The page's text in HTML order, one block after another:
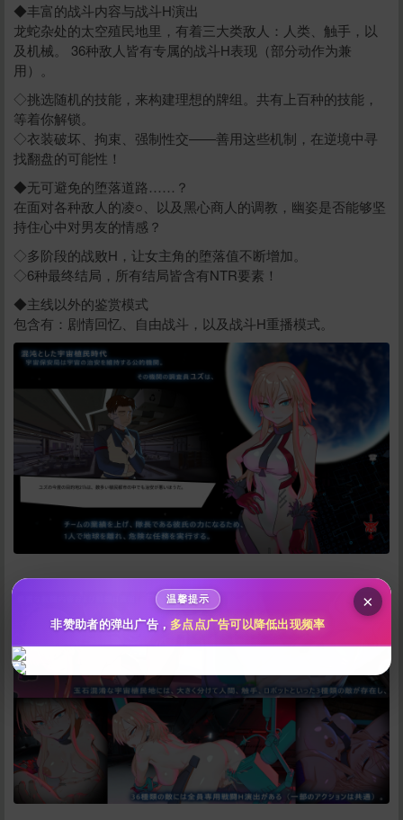
给新作限定打赏
10分 50 分 100分
200分 500分 自定义
立刻支付
◆丰富的战斗内容与战斗H演出
龙蛇杂处的太空殖民地里，有着三大类敌人：人类、触手，以
及机械。 36种敌人皆有专属的战斗H表现（部分动作为兼
用）。
◇挑选随机的技能，来构建理想的牌组。共有上百种的技能，
等着你解锁。
◇衣装破坏、拘束、强制性交——善用这些机制，在逆境中寻
找翻盘的可能性！
◆无可避免的堕落道路……？
在面对各种敌人的凌○、以及黑心商人的调教，幽姿是否能够坚
持住心中对男友的情感？
◇多阶段的战败H，让女主角的堕落值不断增加。
◇6种最终结局，所有结局皆含有NTR要素！
◆主线以外的鉴赏模式
包含有：剧情回忆、自由战斗，以及战斗H重播模式。
秒传文本链接
×
温馨提示
非赞助者的弹出广告， 多点点广告可以降低出现频率